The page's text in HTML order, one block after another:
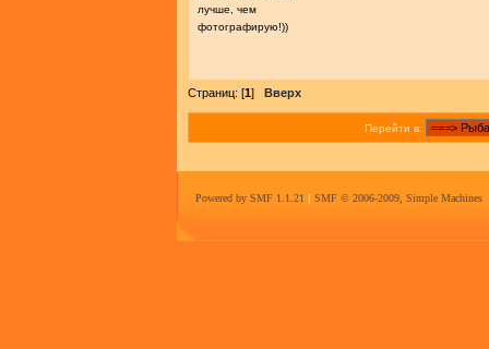
лучше, чем
фотографирую!))
Страниц: [1] Вверх
Перейти в:
Powered by SMF 1.1.21 | SMF © 2006-2009, Simple Machines